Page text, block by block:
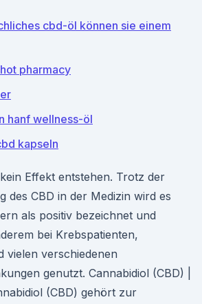
cbd-öl können sie einem
pharmacy
hanf wellness-öl
kapseln
Effekt entstehen. Trotz der
des CBD in der Medizin wird es
als positiv bezeichnet und
bei Krebspatienten,
vielen verschiedenen
genutzt. Cannabidiol (CBD) |
(CBD) gehört zur